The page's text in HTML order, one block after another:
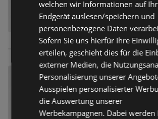
welchen wir Informationen auf
Endgerät auslesen/speichern und
personenbezogene Daten
Sofern Sie uns hierfür Ihre
erteilen, geschieht dies für die
externer Medien, die
Personalisierung unserer
Ausspielen personalisierter
die Auswertung unserer
Werbekampagnen. Dabei werden